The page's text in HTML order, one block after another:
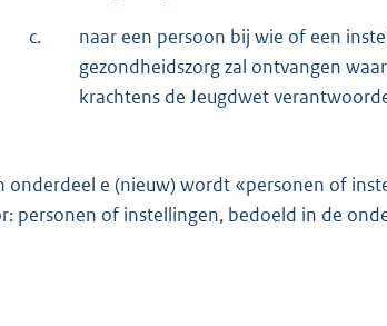
c.
naar een persoon bij wie of een
gezondheidszorg zal ontvangen
krachtens de Jeugdwet
onderdeel e (nieuw) wordt «personen of
personen of instellingen, bedoeld in de